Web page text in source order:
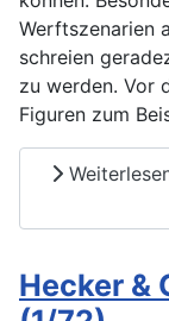
Werftszenarien
schreien
zu werden. Vor
Figuren zum
Hecker &